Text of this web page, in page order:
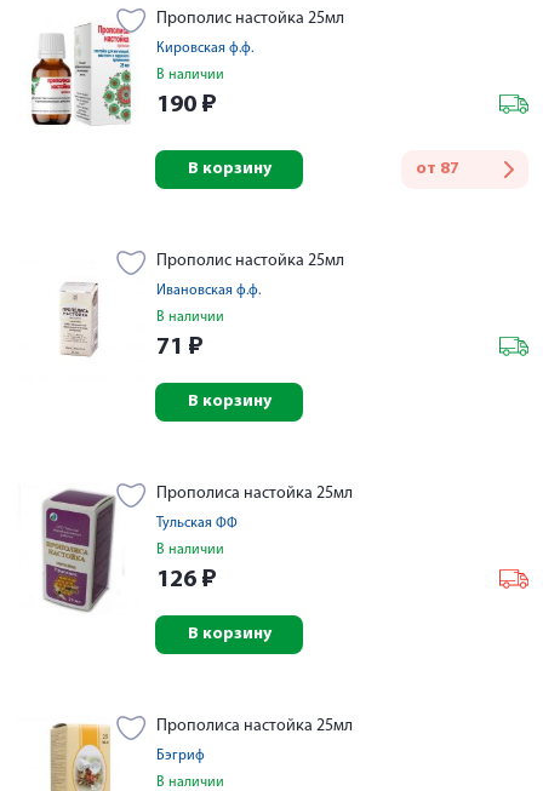
Прополис настойка 25мл
Кировская ф.ф.
В наличии
190 ₽
от 87
В корзину
Прополис настойка 25мл
Ивановская ф.ф.
В наличии
71 ₽
В корзину
Прополиса настойка 25мл
Тульская ФФ
В наличии
126 ₽
В корзину
Прополиса настойка 25мл
Бэгриф
В наличии